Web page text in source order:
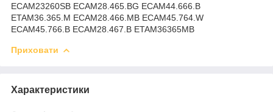
ECAM23260SB ECAM28.465.BG ECAM44.666.B
ETAM36.365.M ECAM28.466.MB ECAM45.764.W
ECAM45.766.B ECAM28.467.B ETAM36365MB
Приховати
Характеристики